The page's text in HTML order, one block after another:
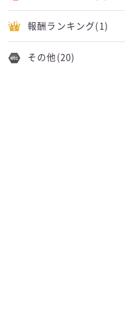
報酬ランキング (1)
その他 (20)